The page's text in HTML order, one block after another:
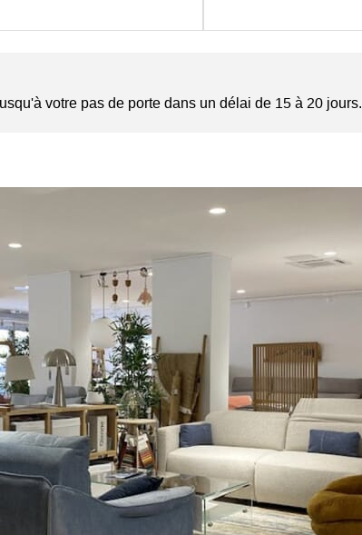
votre pas de porte dans un délai de 15 à 20 jours.